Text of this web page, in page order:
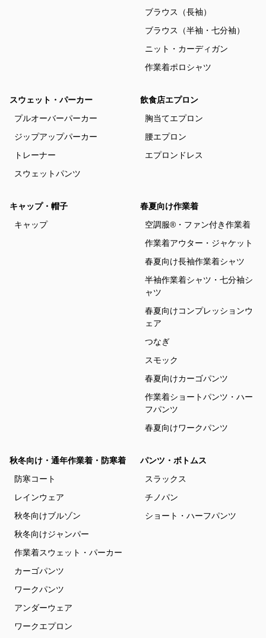
ブラウス（長袖）
ブラウス（半袖・七分袖）
ニット・カーディガン
作業着ポロシャツ
スウェット・パーカー
プルオーバーパーカー
ジップアップパーカー
トレーナー
スウェットパンツ
飲食店エプロン
胸当てエプロン
腰エプロン
エプロンドレス
キャップ・帽子
キャップ
春夏向け作業着
空調服®・ファン付き作業着
作業着アウター・ジャケット
春夏向け長袖作業着シャツ
半袖作業着シャツ・七分袖シ
ャツ
春夏向けコンプレッションウ
ェア
つなぎ
スモック
春夏向けカーゴパンツ
作業着ショートパンツ・ハー
フパンツ
春夏向けワークパンツ
秋冬向け・通年作業着・防寒着
防寒コート
レインウェア
秋冬向けブルゾン
秋冬向けジャンパー
作業着スウェット・パーカー
カーゴパンツ
ワークパンツ
アンダーウェア
ワークエプロン
パンツ・ボトムス
スラックス
チノパン
ショート・ハーフパンツ